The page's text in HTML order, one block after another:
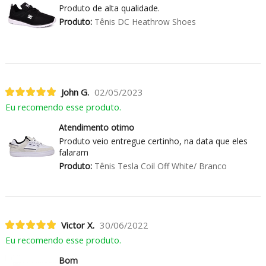
Produto de alta qualidade.
Produto:Tênis DC Heathrow Shoes
John G. 02/05/2023
Eu recomendo esse produto.
Atendimento otimo
Produto veio entregue certinho, na data que eles
falaram
Produto:Tênis Tesla Coil Off White/ Branco
Victor X. 30/06/2022
Eu recomendo esse produto.
Bom